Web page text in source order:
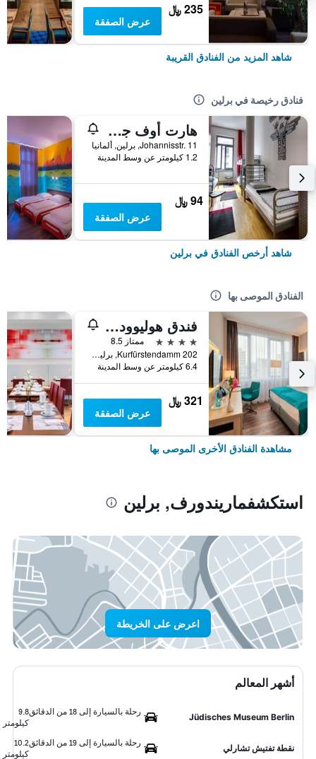
235 ﷼
عرض الصفقة
شاهد المزيد من الفنادق القريبة
فنادق رخيصة في برلين
هارت أوف جولد هوستل برلين
Johannisstr. 11, برلين, ألمانيا
1.2 كيلومتر عن وسط المدينة
94 ﷼
عرض الصفقة
شاهد أرخص الفنادق في برلين
الفنادق الموصى بها
فندق هوليوود ميديا أم كورفورستيندام
4 نجوم
ممتاز 8.5
Kurfürstendamm 202, برلين, ألمانيا
6.4 كيلومتر عن وسط المدينة
321 ﷼
عرض الصفقة
مشاهدة الفنادق الأخرى الموصى بها
استكشفماريندورف, برلين
اعرض على الخريطة
أشهر المعالم
Jüdisches Museum Berlin
رحلة بالسيارة إلى 18 من الدقائق
9.8
كيلومتر
نقطة تفتيش تشارلي
رحلة بالسيارة إلى 19 من الدقائق
10.2
كيلومتر